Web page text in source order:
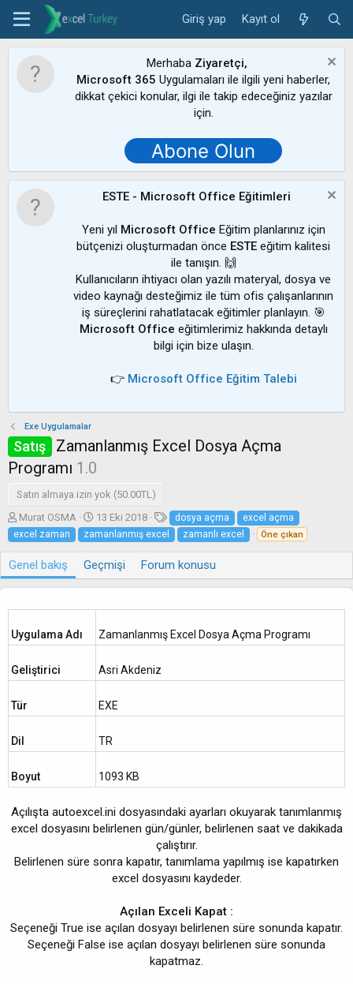
Giriş yap Kayıt ol
Merhaba Ziyaretçi,
Microsoft 365 Uygulamaları ile ilgili yeni haberler,
dikkat çekici konular, ilgi ile takip edeceğiniz yazılar
için.
Abone Olun
ESTE - Microsoft Office Eğitimleri
Yeni yıl Microsoft Office Eğitim planlarınız için
bütçenizi oluşturmadan önce ESTE eğitim kalitesi
ile tanışın. 🙌
Kullanıcıların ihtiyacı olan yazılı materyal, dosya ve
video kaynağı desteğimiz ile tüm ofis çalışanlarının
iş süreçlerini rahatlatacak eğitimler planlayın. 🎯
Microsoft Office eğitimlerimiz hakkında detaylı
bilgi için bize ulaşın.
👉 Microsoft Office Eğitim Talebi
Exe Uygulamalar
Satış
Zamanlanmış Excel Dosya Açma
Programı 1.0
Satın almaya izin yok (50.00TL)
Y
a
z
r
Murat OSMA
O
l
u
u
m
i
13 Eki 2018
E
t
i
t
r
dosya açma
excel açma
excel zaman
zamanlanmış excel zamanlı excel Öne çıkan
Genel bakış Geçmişi Forum konusu
Uygulama Adı Zamanlanmış Excel Dosya Açma Programı
Geliştirici Asri Akdeniz
Tür EXE
Dil TR
Boyut 1093 KB
Açılışta autoexcel.ini dosyasındaki ayarları okuyarak tanımlanmış
excel dosyasını belirlenen gün/günler, belirlenen saat ve dakikada
çalıştırır.
Belirlenen süre sonra kapatır, tanımlama yapılmış ise kapatırken
excel dosyasını kaydeder.
Açılan Exceli Kapat :
Seçeneği True ise açılan dosyayı belirlenen süre sonunda kapatır.
Seçeneği False ise açılan dosyayı belirlenen süre sonunda
kapatmaz.